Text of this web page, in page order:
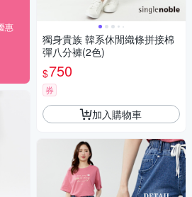
惠
獨身貴族 韓系休閒織條拼接棉
彈八分褲(2色)
$750
券
加入購物車